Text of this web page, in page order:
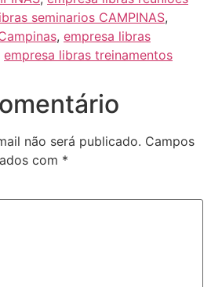
seminarios CAMPINAS,
, empresa libras
empresa libras treinamentos
não será publicado. Campos
com *